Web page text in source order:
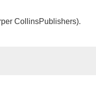
CollinsPublishers).